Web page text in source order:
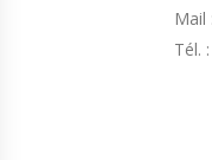
Mail
Tél.